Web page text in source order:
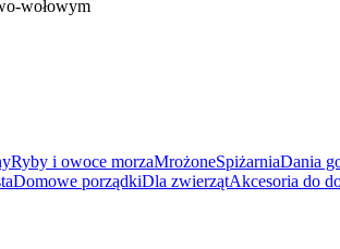
Ryby i owoce morzaMrożoneSpiżarniaDania
Domowe porządkiDla zwierzątAkcesoria do
wołowym